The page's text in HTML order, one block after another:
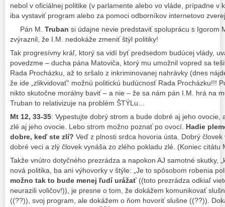
nebol v oficiálnej politike (v parlamente alebo vo vláde, prípadne v
iba vystaviť program alebo za pomoci odborníkov internetovo
Pán M. Truban si údajne nevie predstaviť spoluprácu s Igorom
zvýraznil, že I.M. nedokáže zmeniť štýl politiky!
Tak progresívny kráľ, ktorý sa vidí byť predsedom budúcej vlády,
povedzme – ducha pána Matoviča, ktorý mu umožnil vopred sa
Rada Procházku, až to sršalo z inkriminovanej nahrávky (dnes
že ide „zlikvidovať“ možnú politickú budúcnosť Rada Procházku!!!
nikto skutočne morálny baviť – a nie – že sa nám pán I.M. hrá na
Truban to relativizuje na problém ŠTÝLu…
Mt 12, 33-35: Vypestujte dobrý strom a bude dobré aj jeho ovocie,
zlé aj jeho ovocie. Lebo strom možno poznať po ovocí. Hadie
dobre, keď ste zlí? Veď z plnosti srdca hovoria ústa. Dobrý
dobré veci a zlý človek vynáša zo zlého pokladu zlé. (Koniec citátu
Takže vnútro dotyčného prezrádza a napokon AJ samotné skutky,
nová politika, ba ani výhovorky v štýle: „Je to spôsobom robenia
možno tak to bude menej ľudí urážať ((toto prezrádza odkiaľ
neurazili voličov!)), je presne o tom, že dokážem komunikovať
((??)), svoj program, ale dokážem o ňom hovoriť slušne ((??)).